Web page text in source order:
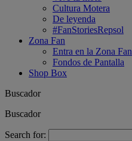
Cultura Motera
De leyenda
#FanStoriesRepsol
Zona Fan
Entra en la Zona Fan
Fondos de Pantalla
Shop Box
Buscador
Buscador
Search for: